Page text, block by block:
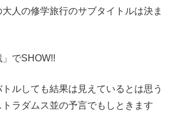
人の修学旅行のサブタイトルは決ま
」でSHOW!!
ルしても結果は見えているとは思う
ラダムス並の予言でもしときます